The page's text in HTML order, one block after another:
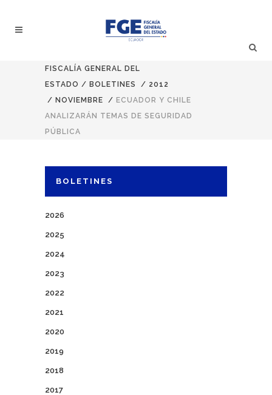
FISCALÍA GENERAL DEL
ESTADO / BOLETINES / 2012
/ NOVIEMBRE / ECUADOR Y CHILE
ANALIZARÁN TEMAS DE SEGURIDAD
PÚBLICA
BOLETINES
2026
2025
2024
2023
2022
2021
2020
2019
2018
2017